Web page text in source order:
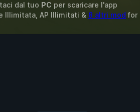
dal tuo PC per scaricare l'app
Illimitata, AP Illimitati & 8 altri mod for